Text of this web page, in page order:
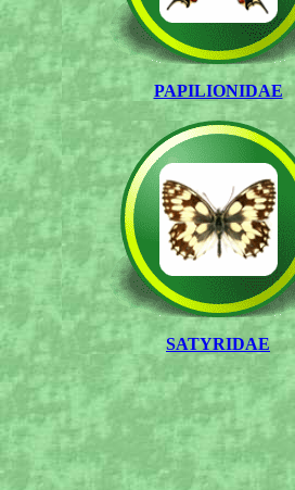
PAPILIONIDAE
SATYRIDAE